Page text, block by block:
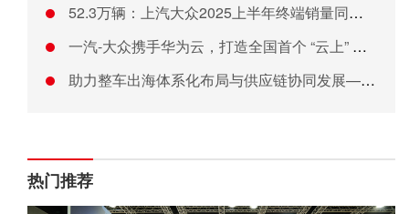
52.3万辆：上汽大众2025上半年终端销量同比稳增2.3%
一汽-大众携手华为云，打造全国首个 “云上” 分布式汽车工厂
助力整车出海体系化布局与供应链协同发展——AMS 2026年
热门推荐